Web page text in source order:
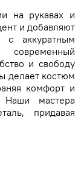
на рукавах и
и добавляют
с аккуратным
современный
и свободу
делает костюм
комфорт и
мастера
придавая